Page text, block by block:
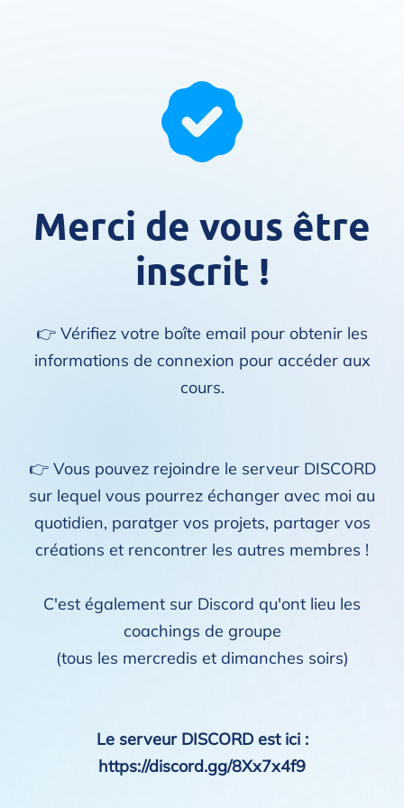
Merci de vous être
inscrit !
👉 Vérifiez votre boîte email pour obtenir les
informations de connexion pour accéder aux
cours.
👉 Vous pouvez rejoindre le serveur DISCORD
sur lequel vous pourrez échanger avec moi au
quotidien, paratger vos projets, partager vos
créations et rencontrer les autres membres !
C'est également sur Discord qu'ont lieu les
coachings de groupe
(tous les mercredis et dimanches soirs)
Le serveur DISCORD est ici :
https://discord.gg/8Xx7x4f9